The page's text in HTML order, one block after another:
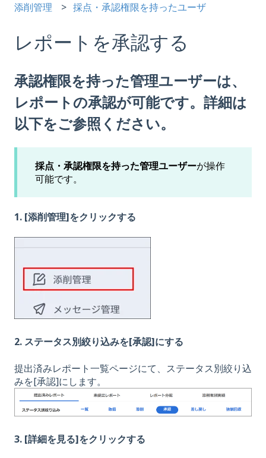
添削管理 採点・承認権限を持ったユーザ
レポートを承認する
承認権限を持った管理ユーザーは、
レポートの承認が可能です。詳細は
以下をご参照ください。
採点・承認権限を持った管理ユーザーが操作
可能です。
1. [添削管理]をクリックする
2. ステータス別絞り込みを[承認]にする
提出済みレポート一覧ページにて、ステータス別絞り込
みを[承認]にします。
3. [詳細を見る]をクリックする